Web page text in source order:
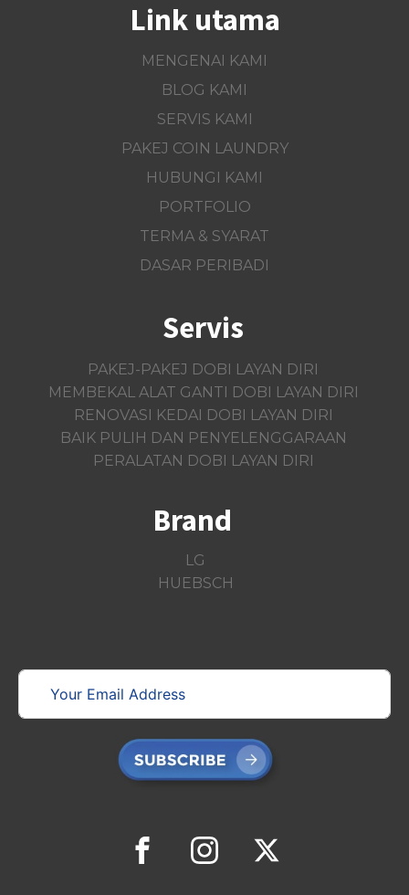
MENGENAI KAMI
PORTFOLIO
TERMA & SYARAT
DASAR PERIBADI
MEMBEKAL ALAT GANTI DOBI LAYAN DIRI
BAIK PULIH DAN PENYELENGGARAAN
PERALATAN DOBI LAYAN DIRI
HUEBSCH
Link utama
MENGENAI KAMI
BLOG KAMI
SERVIS KAMI
PAKEJ COIN LAUNDRY
HUBUNGI KAMI
PORTFOLIO
TERMA & SYARAT
DASAR PERIBADI
Servis
PAKEJ-PAKEJ DOBI LAYAN DIRI
MEMBEKAL ALAT GANTI DOBI LAYAN DIRI
RENOVASI KEDAI DOBI LAYAN DIRI
BAIK PULIH DAN PENYELENGGARAAN
PERALATAN DOBI LAYAN DIRI
Brand
LG
HUEBSCH